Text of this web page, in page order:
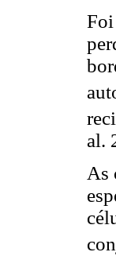
Foi
al.
As